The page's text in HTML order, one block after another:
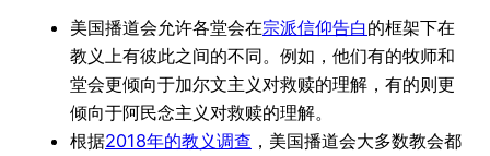
美国播道会允许各堂会在宗派信仰告白的框架下在
教义上有彼此之间的不同。例如，他们有的牧师和
堂会更倾向于加尔文主义对救赎的理解，有的则更
倾向于阿民念主义对救赎的理解。
根据2018年的教义调查 ，美国播道会大多数教会都